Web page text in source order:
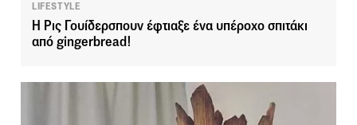
LIFESTYLE
H Ρις Γουίδερσπουν έφτιαξε ένα υπέροχο σπιτάκι
από gingerbread!